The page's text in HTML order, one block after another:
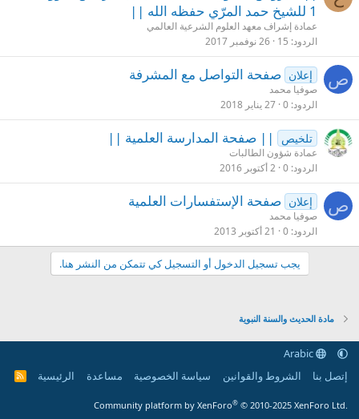
1 للشيخ حمد المرّي حفظه الله ||
عمادة إشراف معهد العلوم الشرعية العالمي
الردود 15 26 نوفمبر 2017
ص إعلان صفحة التواصل مع المشرفة
صوفيا محمد
الردود 0 27 يناير 2018
تلخيص || صفحة المدارسة العلمية ||
عمادة شؤون الطالبات
الردود 0 2 أكتوبر 2016
ص إعلان صفحة الإستفسارات العلمية
صوفيا محمد
الردود 0 21 أكتوبر 2013
يجب تسجيل الدخول أو التسجيل كي تتمكن من النشر هنا.
مادة الحديث والسنة النبوية
Arabic
إتصل بنا
الشروط والقوانين سياسة الخصوصية مساعدة الرئيسية
R
Community platform by XenForo® © 2010-2025 XenForo Ltd.